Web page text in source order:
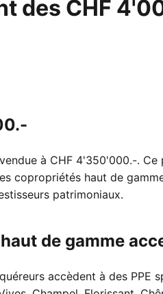
des CHF
à CHF 4'350'000.-.
copropriétés haut de
patrimoniaux.
de gamme
accèdent à des PPE